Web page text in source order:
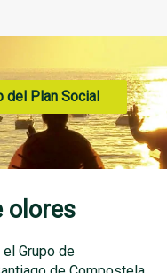
del Plan Social
olores
Grupo de